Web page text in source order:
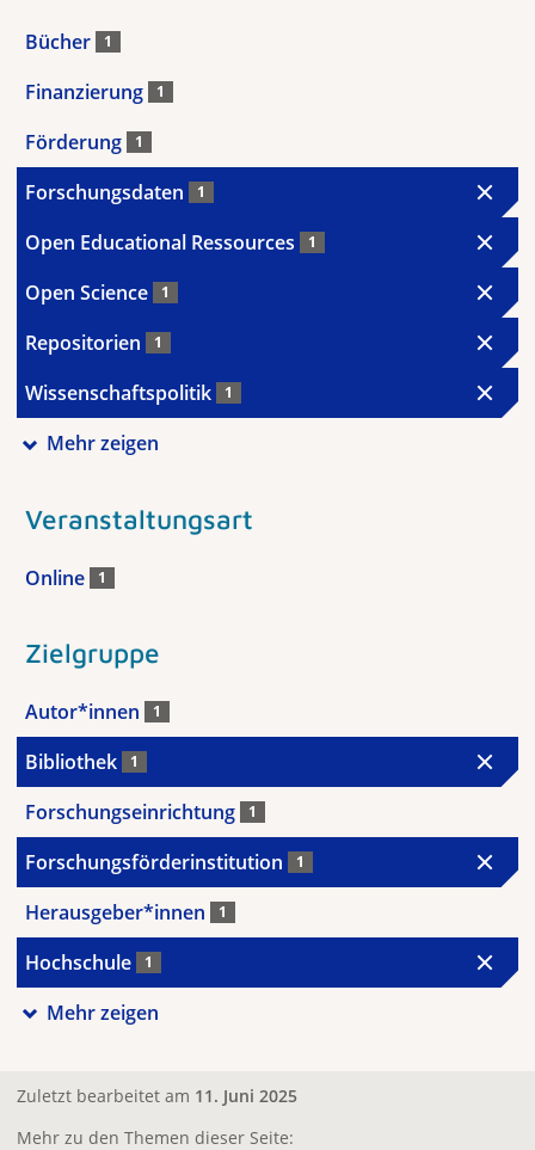
Bücher 1
Finanzierung 1
Förderung 1
Forschungsdaten 1
Open Educational Ressources 1
Open Science 1
Repositorien 1
Wissenschaftspolitik 1
Mehr zeigen
Veranstaltungsart
Online 1
Zielgruppe
Autor*innen 1
Bibliothek 1
Forschungseinrichtung 1
Forschungsförderinstitution 1
Herausgeber*innen 1
Hochschule 1
Mehr zeigen
Zuletzt bearbeitet am 11. Juni 2025
Mehr zu den Themen dieser Seite: